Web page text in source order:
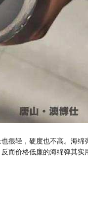
很轻，硬度也不高。海绵
而价格低廉的海绵弹其